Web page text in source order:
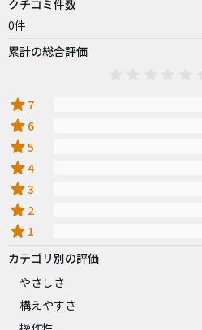
クチコミ件数
0件
累計の総合評価
star 7
star 6
star5
star4
star3
star 2
star 1
カテゴリ別の評価
やさしさ
構えやすさ